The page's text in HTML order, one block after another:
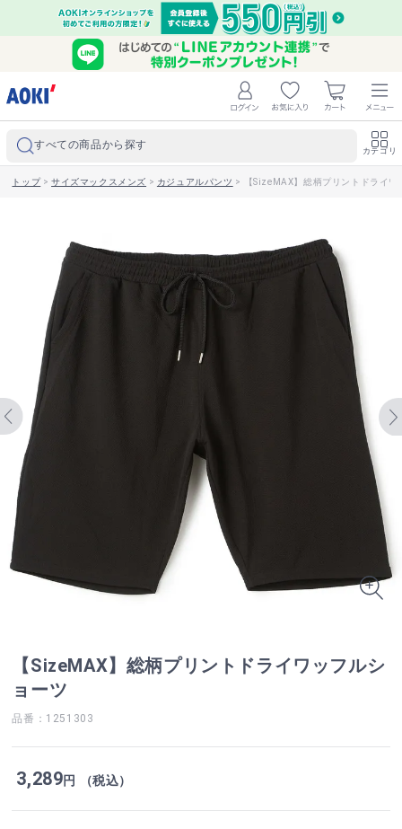
すべての商品から探す カテゴリ
トップ>サイズマックスメンズ > カジュアルパンツ > 【SizeMAX】総柄プリントドライ
【SizeMAX】総柄プリントドライワッフルシ
ョーツ
品番：1251303
3,289円 （税込）